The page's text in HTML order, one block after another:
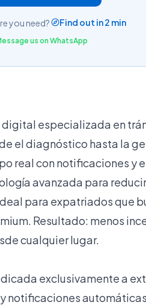
you need? Find out in 2 min
us on WhatsApp
digital especializada en
el diagnóstico hasta la
real con notificaciones y
avanzada para
para expatriados que
Resultado: menos
cualquier lugar.
exclusivamente a
notificaciones